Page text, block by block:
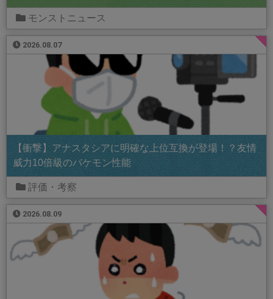
モンストニュース
2026.08.07
【衝撃】アナスタシアに明確な上位互換が登場！？友情
威力10倍級のバケモン性能
評価・考察
2026.08.09